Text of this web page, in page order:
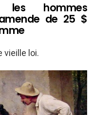
hommes
de 25 $
vieille loi.